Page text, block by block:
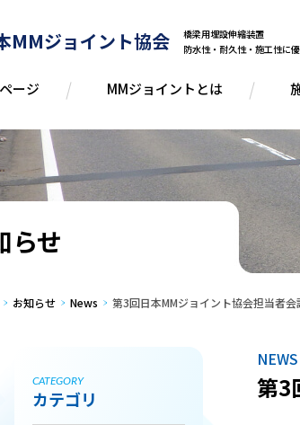
MMジョイント協会
橋梁用埋設伸縮装置
防水性・耐久性・施工性に
ージ MMジョイントとは
らせ
お知らせ News 第3回日本MMジョイント協会担当者会
CATEGORY
カテゴリ
NEWS
第3